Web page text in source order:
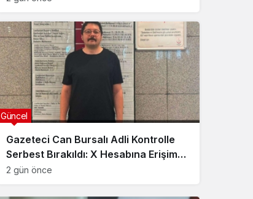
Gazeteci Can Bursalı Adli Kontrolle
Serbest Bırakıldı: X Hesabına Erişim
Engeli Getirildi
2 gün önce
Güncel